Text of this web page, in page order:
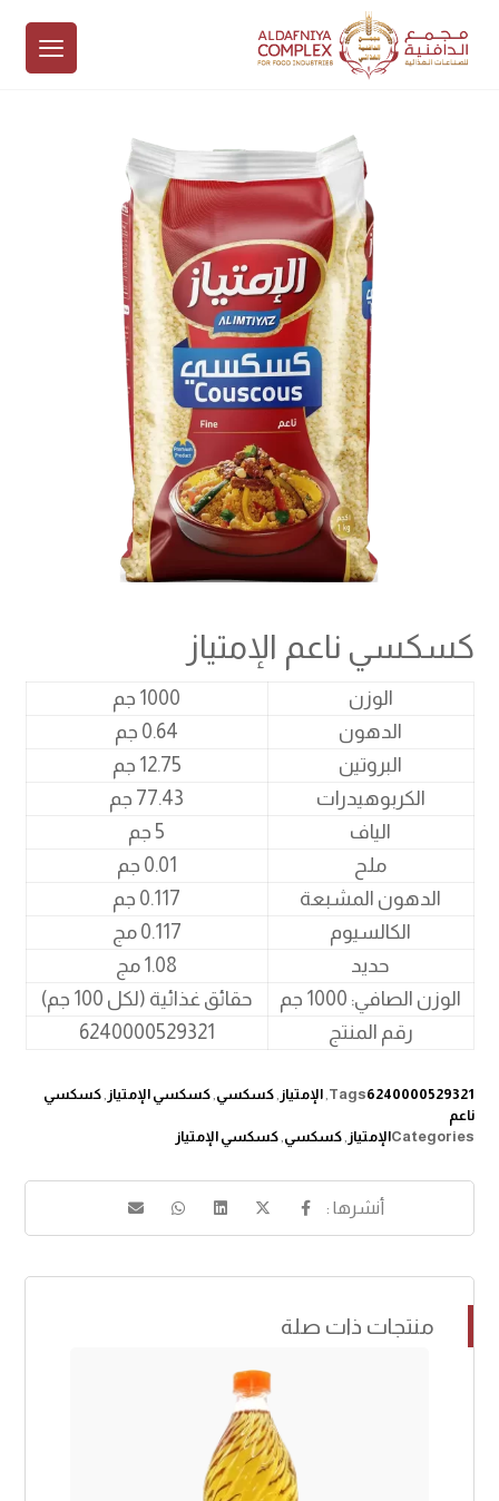
كسكسي ناعم الإمتياز
الوزن
1000 جم
الدهون
0.64 جم
البروتين
12.75 جم
الكربوهيدرات
77.43 جم
الياف
5 جم
ملح
0.01 جم
الدهون المشبعة
0.117 جم
الكالسيوم
0.117 مج
حديد
1.08 مج
الوزن الصافي: 1000 جم
حقائق غذائية (لكل 100 جم)
رقم المنتج
6240000529321
Tags6240000529321
,الإمتياز ,كسكسي ,كسكسي الإمتياز ,كسكسي
ناعم
Categoriesالإمتياز ,كسكسي ,كسكسي الإمتياز
منتجات ذات صلة